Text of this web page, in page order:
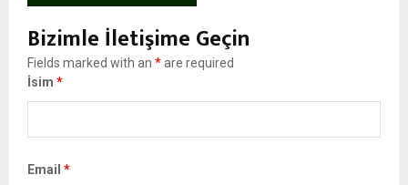
Bizimle İletişime Geçin
Fields marked with an *are required
İsim *
Email *